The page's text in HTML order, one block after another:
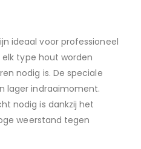
ideaal voor professioneel
elk type hout worden
nodig is. De speciale
lager indraaimoment.
nodig is dankzij het
weerstand tegen